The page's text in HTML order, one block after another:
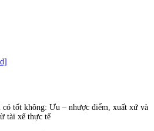
tốt không: Ưu – nhược điểm, xuất xứ và
tài xế thực tế